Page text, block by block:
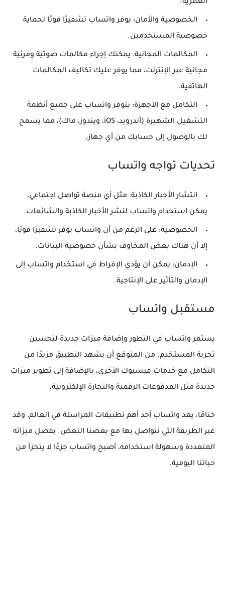
العمرية.
الخصوصية والأمان: يوفر واتساب تشفيرًا قويًا لحماية
خصوصية المستخدمين.
المكالمات المجانية: يمكنك إجراء مكالمات صوتية ومرئية
مجانية عبر الإنترنت، مما يوفر عليك تكاليف المكالمات
الهاتفية.
التكامل مع الأجهزة: يتوفر واتساب على جميع أنظمة
التشغيل الشهيرة (أندرويد، iOS، ويندوز، ماك)، مما يسمح
لك بالوصول إلى حسابك من أي جهاز.
تحديات تواجه واتساب
انتشار الأخبار الكاذبة: مثل أي منصة تواصل اجتماعي،
يمكن استخدام واتساب لنشر الأخبار الكاذبة والشائعات.
الخصوصية: على الرغم من أن واتساب يوفر تشفيرًا قويًا،
إلا أن هناك بعض المخاوف بشأن خصوصية البيانات.
الإدمان: يمكن أن يؤدي الإفراط في استخدام واتساب إلى
الإدمان والتأثير على الإنتاجية.
مستقبل واتساب
يستمر واتساب في التطور وإضافة ميزات جديدة لتحسين
تجربة المستخدم. من المتوقع أن يشهد التطبيق مزيدًا من
التكامل مع خدمات فيسبوك الأخرى، بالإضافة إلى تطوير ميزات
جديدة مثل المدفوعات الرقمية والتجارة الإلكترونية.
ختامًا، يعد واتساب أحد أهم تطبيقات المراسلة في العالم، وقد
غير الطريقة التي نتواصل بها مع بعضنا البعض. بفضل ميزاته
المتعددة وسهولة استخدامه، أصبح واتساب جزءًا لا يتجزأ من
حياتنا اليومية.